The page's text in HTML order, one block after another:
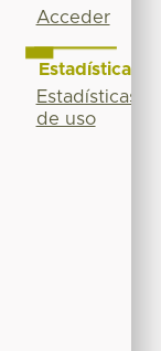
Acceder
Estadísticas
Estadísticas
de uso